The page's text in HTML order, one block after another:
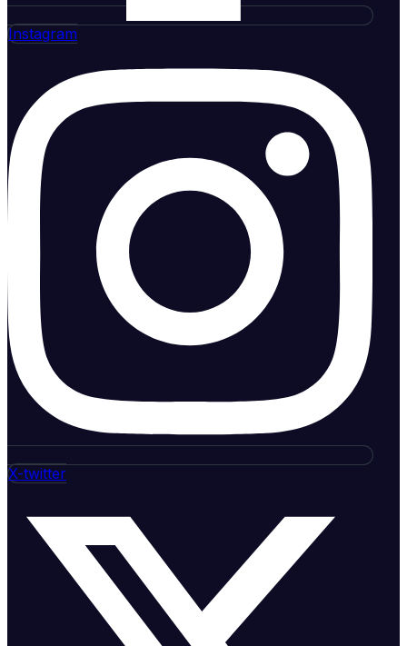
Instagram
X-twitter